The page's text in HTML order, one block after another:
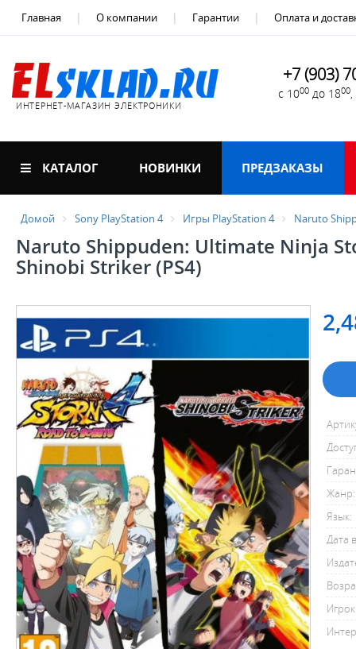
Главная О компании Гарантии Оплата и
ИНТЕРНЕТ-МАГАЗИН ЭЛЕКТРОНИКИ
+7 (903)
с 1000 до 1800
КАТАЛОГ НОВИНКИ ПРЕДЗАКАЗЫ
Домой Sony PlayStation 4 Игры PlayStation 4 Naruto
Naruto Shippuden: Ultimate Ninja
Shinobi Striker (PS4)
Жанр:
Язык:
Дата